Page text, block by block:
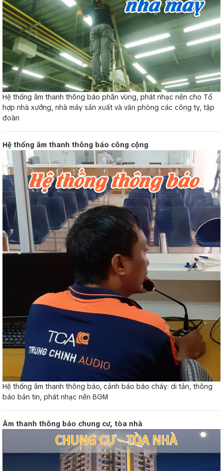
Hệ thống âm thanh thông báo phân vùng, phát nhạc nền cho Tổ
hợp nhà xưởng, nhà máy sản xuất và văn phòng các công ty, tập
đoàn
Hệ thống âm thanh thông báo công cộng
Hệ thống âm thanh thông báo, cảnh báo báo cháy: di tản, thông
báo bản tin, phát nhạc nền BGM
Âm thanh thông báo chung cư, tòa nhà